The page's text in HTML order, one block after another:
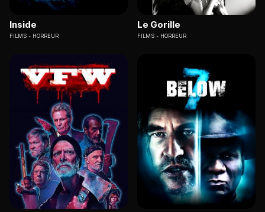
Inside
FILMS HORREUR
Le Gorille
FILMS HORREUR